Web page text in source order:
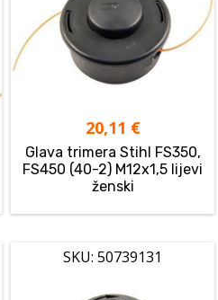
20,11 €
Glava trimera Stihl FS350,
FS450 (40-2) M12x1,5 lijevi
ženski
SKU: 50739131